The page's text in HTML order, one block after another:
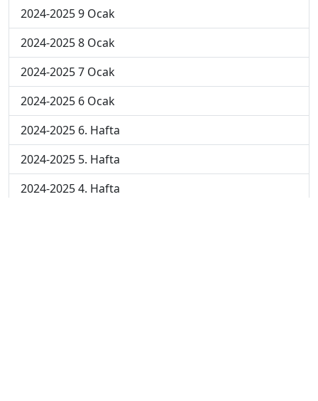
2024-2025 9 Ocak
2024-2025 8 Ocak
2024-2025 7 Ocak
2024-2025 6 Ocak
2024-2025 6. Hafta
2024-2025 5. Hafta
2024-2025 4. Hafta